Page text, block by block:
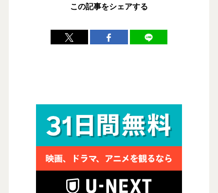
この記事をシェアする